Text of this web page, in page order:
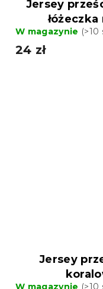
Jersey
W magazynie (>10
24 zł
Jersey
W magazynie (>10